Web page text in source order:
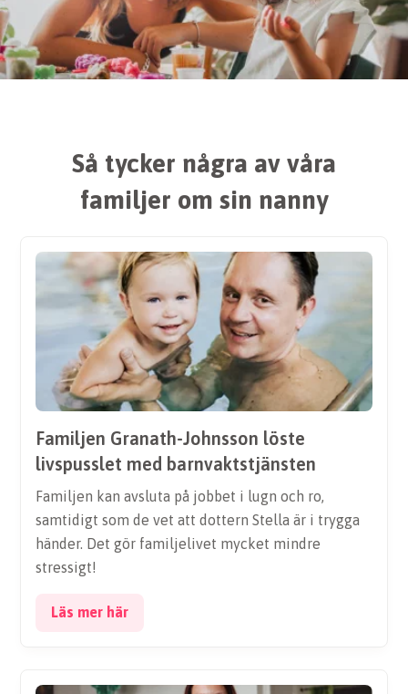
Så tycker några av våra
familjer om sin nanny
Familjen Granath-Johnsson löste
livspusslet med barnvaktstjänsten
Familjen kan avsluta på jobbet i lugn och ro,
samtidigt som de vet att dottern Stella är i trygga
händer. Det gör familjelivet mycket mindre
stressigt!
Läs mer här